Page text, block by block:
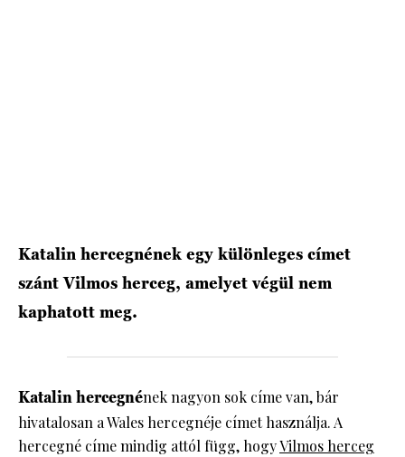
Katalin hercegnének egy különleges címet
szánt Vilmos herceg, amelyet végül nem
kaphatott meg.
Katalin hercegnének nagyon sok címe van, bár
hivatalosan a Wales hercegnéje címet használja. A
hercegné címe mindig attól függ, hogyVilmos herceg